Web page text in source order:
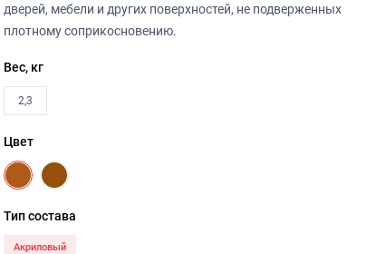
дверей, мебели и других поверхностей, не подверженных
плотному соприкосновению.
Вес, кг
2,3
Цвет
Тип состава
Акриловый